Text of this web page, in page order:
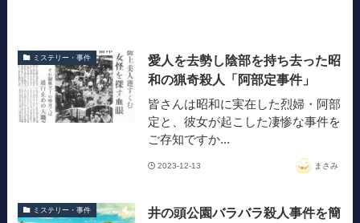
ミステリー・事件
愛人を去勢し陰部を持ち去った昭
和の猟奇殺人「阿部定事件」
皆さんは昭和に実在した烈婦・阿部
定と、彼女が起こした凄惨な事件を
ご存知ですか...
2023-12-13 まさみ
ミステリー・事件
井の頭公園バラバラ殺人事件を簡